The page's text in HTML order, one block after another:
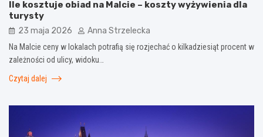
Ile kosztuje obiad na Malcie – koszty wyżywienia dla
turysty
23 maja 2026 Anna Strzelecka
Na Malcie ceny w lokalach potrafią się rozjechać o kilkadziesiąt procent w
zależności od ulicy, widoku…
Czytaj dalej